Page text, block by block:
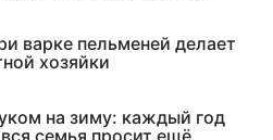
варке пельменей делает
хозяйки
на зиму: каждый год
семья просит ещё